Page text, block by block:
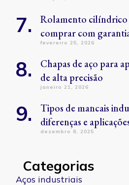
Rolamento
comprar com
fevereiro 25, 2026
Chapas de aço para
de alta precisão
janeiro 21, 2026
Tipos de mancais
diferenças e
dezembro 8, 2025
Categorias
Aços industriais